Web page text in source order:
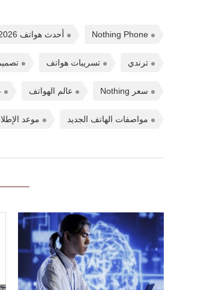
Nothing Phone أحدث هواتف 2026
ترندي تسريبات هواتف
سعر Nothing عالم الهواتف
مواصفات الهاتف الجديد موعد